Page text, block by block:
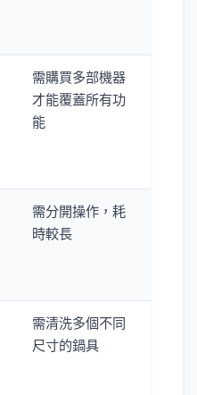
需購買多部機器
才能覆蓋所有功
能
需分開操作，耗
時較長
需清洗多個不同
尺寸的鍋具